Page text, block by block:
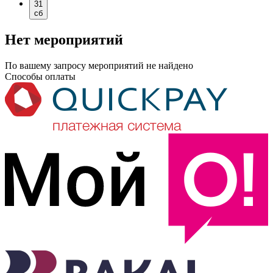
31
сб
Нет мероприятий
По вашему запросу мероприятий не найдено
Способы оплаты